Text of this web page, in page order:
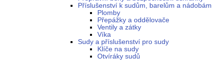
Příslušenství k sudům, barelům a nádobám
Plomby
Přepážky a oddělovače
Ventily a zátky
Víka
Sudy a příslušenství pro sudy
Klíče na sudy
Otvíráky sudů